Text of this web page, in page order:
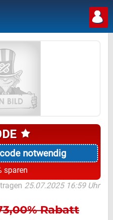
notwendig
sparen
25.07.2025 16:59 Uhr
Rabatt